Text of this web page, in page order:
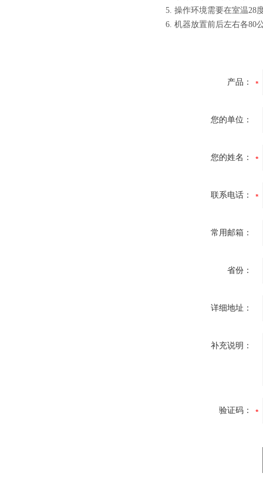
5. 操作环境需要在室温28
6. 机器放置前后左右各80
产品：
您的单位：
您的姓名：
联系电话：
常用邮箱：
省份：
详细地址：
补充说明：
验证码：